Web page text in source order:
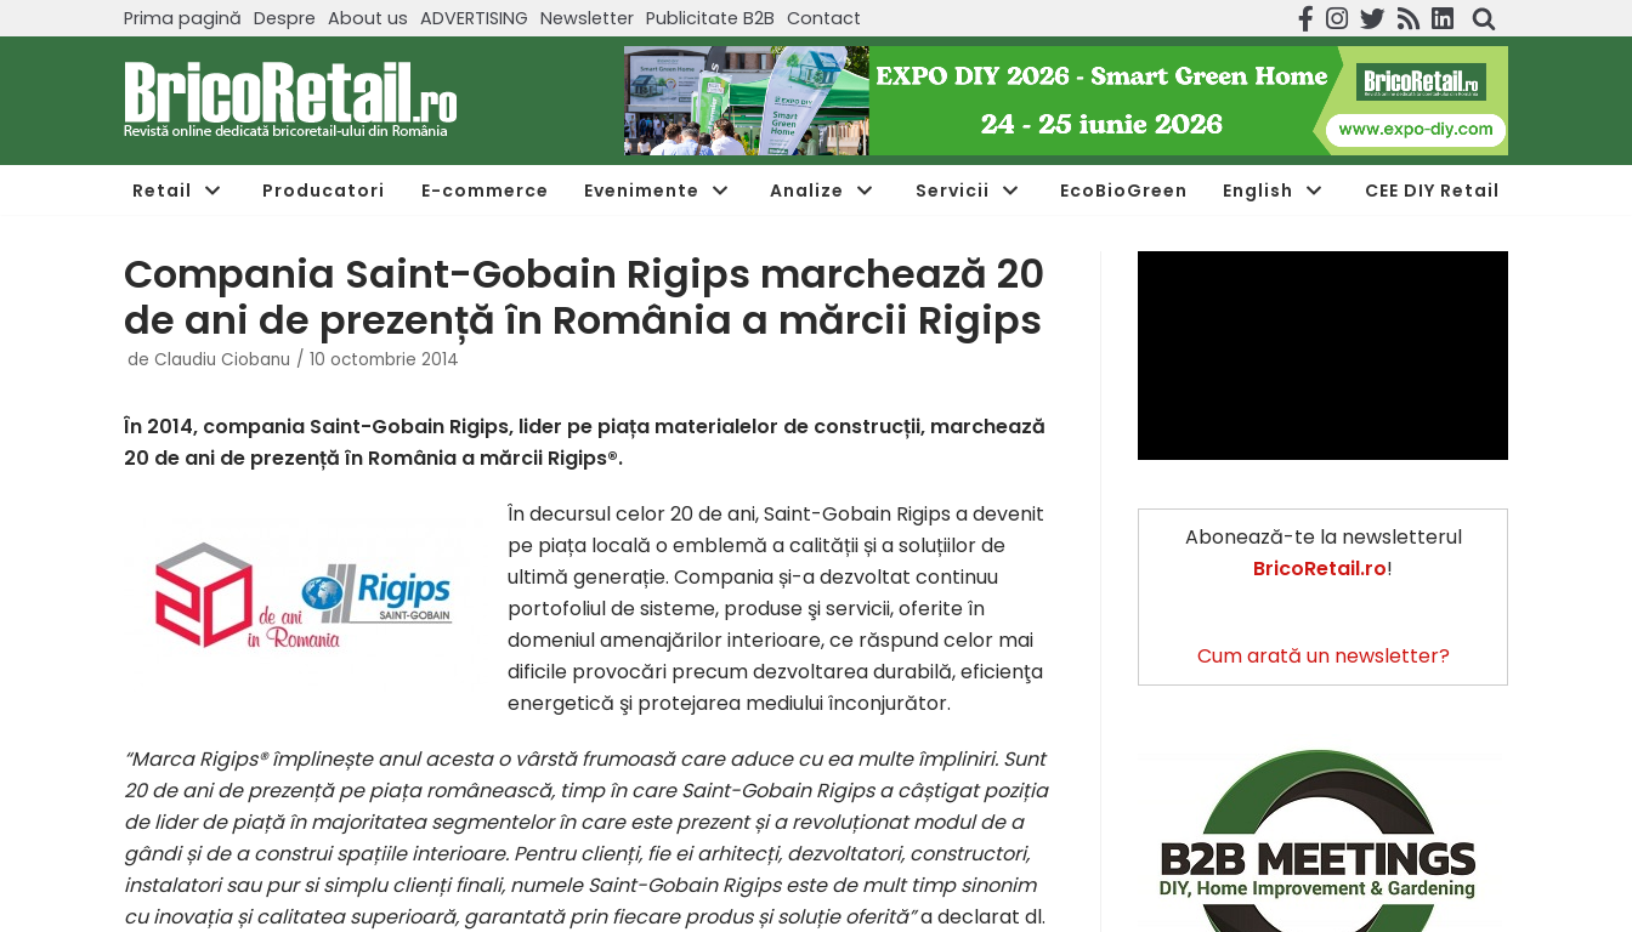
Prima pagină Despre About us ADVERTISING Newsletter Publicitate B2B Contact
Retail Producatori E-commerce Evenimente Analize Servicii EcoBioGreen English CEE DIY Retail
Compania Saint-Gobain Rigips marchează 20
de ani de prezență în România a mărcii Rigips
de Claudiu Ciobanu 10 octombrie 2014
În 2014, compania Saint-Gobain Rigips, lider pe piața materialelor de construcții, marchează
20 de ani de prezență în România a mărcii Rigips®.
În decursul celor 20 de ani, Saint-Gobain Rigips a devenit
pe piața locală o emblemă a calității și a soluțiilor de
ultimă generație. Compania și-a dezvoltat continuu
portofoliul de sisteme, produse şi servicii, oferite în
domeniul amenajărilor interioare, ce răspund celor mai
dificile provocări precum dezvoltarea durabilă, eficienţa
energetică şi protejarea mediului înconjurător.
“Marca Rigips® împlinește anul acesta o vârstă frumoasă care aduce cu ea multe împliniri. Sunt
20 de ani de prezență pe piața românească, timp în care Saint-Gobain Rigips a câștigat poziția
de lider de piață în majoritatea segmentelor în care este prezent și a revoluționat modul de a
gândi și de a construi spațiile interioare. Pentru clienți, fie ei arhitecți, dezvoltatori, constructori,
instalatori sau pur si simplu clienți finali, numele Saint-Gobain Rigips este de mult timp sinonim
cu inovația și calitatea superioară, garantată prin fiecare produs și soluție oferită”a declarat dl.
Abonează-te la newsletterul
BricoRetail.ro!
Cum arată un newsletter?